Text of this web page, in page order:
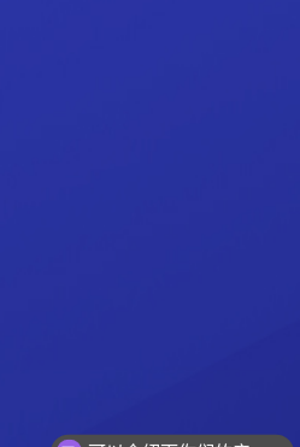
可以介绍下你们的产品么